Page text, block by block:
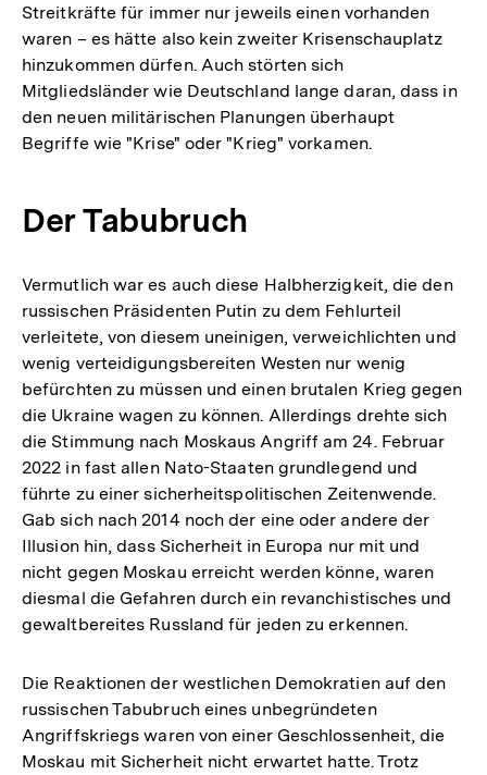
Streitkräfte für immer nur jeweils einen vorhanden
waren – es hätte also kein zweiter Krisenschauplatz
hinzukommen dürfen. Auch störten sich
Mitgliedsländer wie Deutschland lange daran, dass in
den neuen militärischen Planungen überhaupt
Begriffe wie "Krise" oder "Krieg" vorkamen.
Der Tabubruch
Vermutlich war es auch diese Halbherzigkeit, die den
russischen Präsidenten Putin zu dem Fehlurteil
verleitete, von diesem uneinigen, verweichlichten und
wenig verteidigungsbereiten Westen nur wenig
befürchten zu müssen und einen brutalen Krieg gegen
die Ukraine wagen zu können. Allerdings drehte sich
die Stimmung nach Moskaus Angriff am 24. Februar
2022 in fast allen Nato-Staaten grundlegend und
führte zu einer sicherheitspolitischen Zeitenwende.
Gab sich nach 2014 noch der eine oder andere der
Illusion hin, dass Sicherheit in Europa nur mit und
nicht gegen Moskau erreicht werden könne, waren
diesmal die Gefahren durch ein revanchistisches und
gewaltbereites Russland für jeden zu erkennen.
Die Reaktionen der westlichen Demokratien auf den
russischen Tabubruch eines unbegründeten
Angriffskriegs waren von einer Geschlossenheit, die
Moskau mit Sicherheit nicht erwartet hatte. Trotz